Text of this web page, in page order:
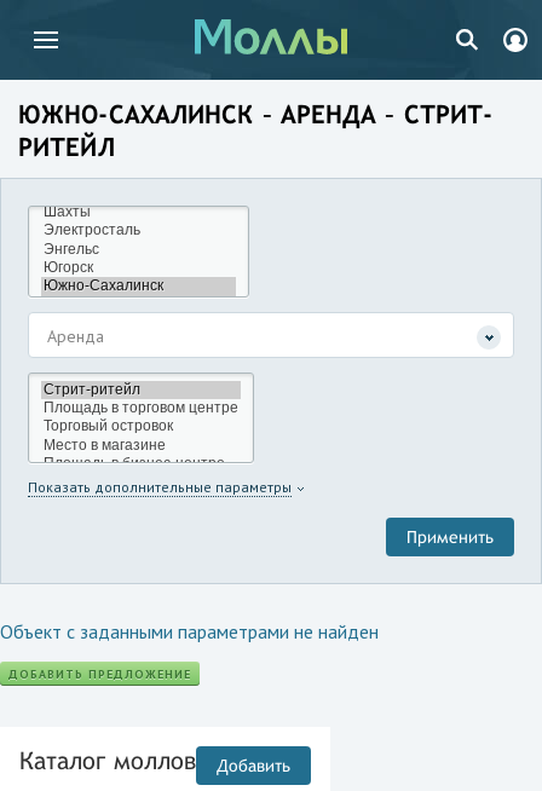
ЮЖНО-САХАЛИНСК – АРЕНДА – СТРИТ-
РИТЕЙЛ
Аренда
Показать дополнительные параметры
Объект с заданными параметрами не найден
ДОБАВИТЬ ПРЕДЛОЖЕНИЕ
Каталог моллов Добавить